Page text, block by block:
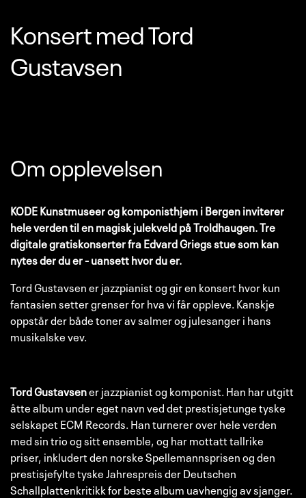
Konsert med Tord
Gustavsen
Om opplevelsen
KODE Kunstmuseer og komponisthjem i Bergen inviterer
hele verden til en magisk julekveld på Troldhaugen. Tre
digitale gratiskonserter fra Edvard Griegs stue som kan
nytes der du er - uansett hvor du er.
Tord Gustavsen er jazzpianist og gir en konsert hvor kun
fantasien setter grenser for hva vi får oppleve. Kanskje
oppstår der både toner av salmer og julesanger i hans
musikalske vev.
Tord Gustavsener jazzpianist og komponist. Han har utgitt
åtte album under eget navn ved det prestisjetunge tyske
selskapet ECM Records. Han turnerer over hele verden
med sin trio og sitt ensemble, og har mottatt tallrike
priser, inkludert den norske Spellemannsprisen og den
prestisjefylte tyske Jahrespreis der Deutschen
Schallplattenkritikk for beste album uavhengig av sjanger.